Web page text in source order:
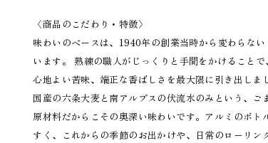
〈商品のこだわり・特徴〉
味わいのベースは、1940年の創業当時から変わらな
います。 熟練の職人がじっくりと手間をかけることで
心地よい苦味、端正な香ばしさを最大限に引き出しま
国産の六条大麦と南アルプスの伏流水のみという、ご
原材料だからこその奥深い味わいです。アルミのボト
すく、これからの季節のお出かけや、日常のローリン